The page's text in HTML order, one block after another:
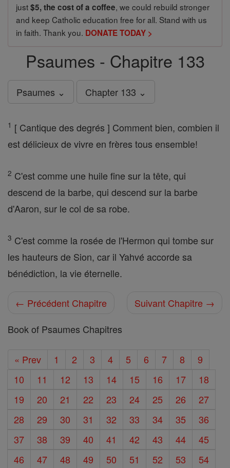
just$5, the cost of a coffee, we could rebuild stronger
and keep Catholic education free for all. Stand with us
in faith. Thank you. DONATE TODAY >
Psaumes - Chapitre 133
Psaumes ⌄ Chapter 133 ⌄
1 [ Cantique des degrés ] Comment bien, combien il
est délicieux de vivre en frères tous ensemble!
2 C'est comme une huile fine sur la tête, qui
descend de la barbe, qui descend sur la barbe
d'Aaron, sur le col de sa robe.
3 C'est comme la rosée de l'Hermon qui tombe sur
les hauteurs de Sion, car il Yahvé accorde sa
bénédiction, la vie éternelle.
← Précédent Chapitre
Suivant Chapitre →
Book of Psaumes Chapitres
« Prev 1 2 3 4 5 6 7 8
9
10
11 12 13 14 15 16 17
18
19
20 21 22 23 24 25 26
27
28
29 30 31 32 33 34 35
36
37
38 39 40 41 42 43 44
45
46
47 48 49 50 51 52 53
54